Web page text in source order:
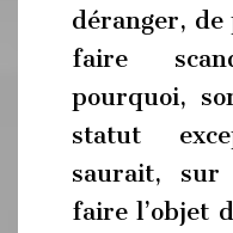
déranger,
faire
pourquoi,
statut
saurait,
faire l’objet